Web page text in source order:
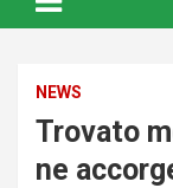
NEWS
Trovato
ne